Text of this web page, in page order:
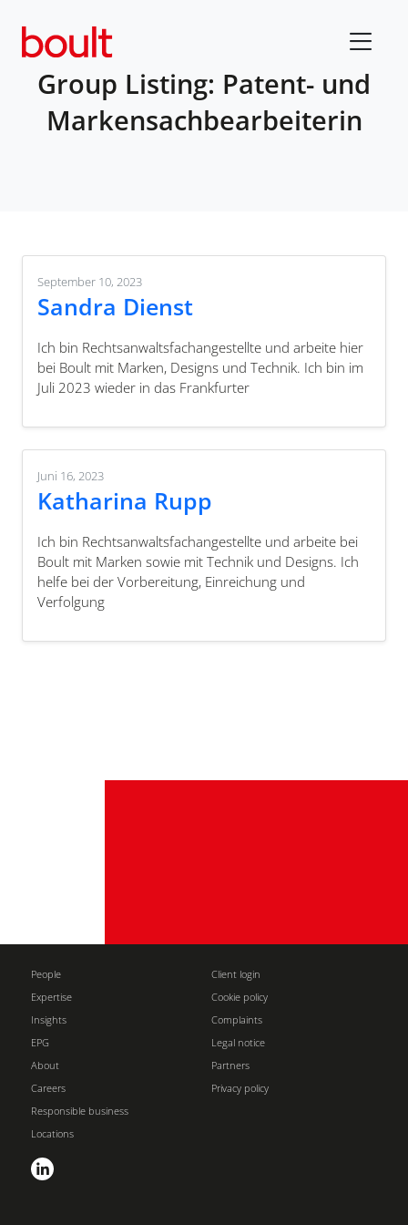
Group Listing: Patent- und
Markensachbearbeiterin
September 10, 2023
Sandra Dienst
Ich bin Rechtsanwaltsfachangestellte und arbeite hier
bei Boult mit Marken, Designs und Technik. Ich bin im
Juli 2023 wieder in das Frankfurter
Juni 16, 2023
Katharina Rupp
Ich bin Rechtsanwaltsfachangestellte und arbeite bei
Boult mit Marken sowie mit Technik und Designs. Ich
helfe bei der Vorbereitung, Einreichung und
Verfolgung
People
Expertise
Insights
EPG
About
Careers
Responsible business
Locations
Client login
Cookie policy
Complaints
Legal notice
Partners
Privacy policy